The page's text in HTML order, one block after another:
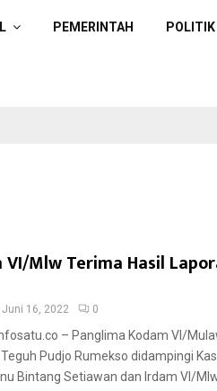
PEMERINTAH POLITIK
VI/Mlw Terima Hasil
Juni 16, 2022 0
– Panglima Kodam VI/
Pudjo Rumekso didampingi
Bintang Setiawan dan Irdam VI/Mlw